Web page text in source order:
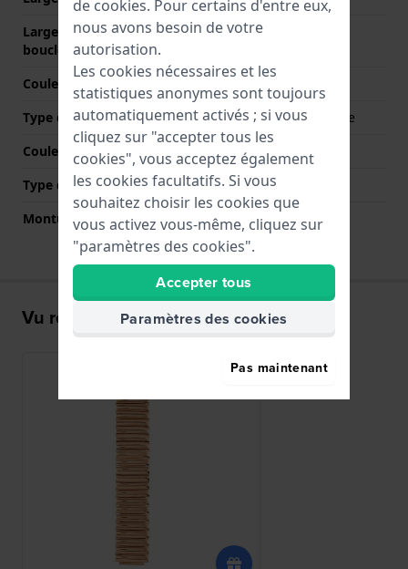
Largeur de bande à la
boucle
26 mm
Couleur du bracelet
Type de fermoir
Boucle papillon Invisible
Couleur de fermoir
Or rose
Type de montage
Épingles à ressort
Monture droite
Non
Vu récemment
de cookies. Pour certains d'entre eux,
nous avons besoin de votre
autorisation.
Les cookies nécessaires et les
statistiques anonymes sont toujours
automatiquement activés ; si vous
cliquez sur "accepter tous les
cookies", vous acceptez également
les cookies facultatifs. Si vous
souhaitez choisir les cookies que
vous activez vous-même, cliquez sur
"paramètres des cookies".
Accepter tous
Paramètres des cookies
Pas maintenant